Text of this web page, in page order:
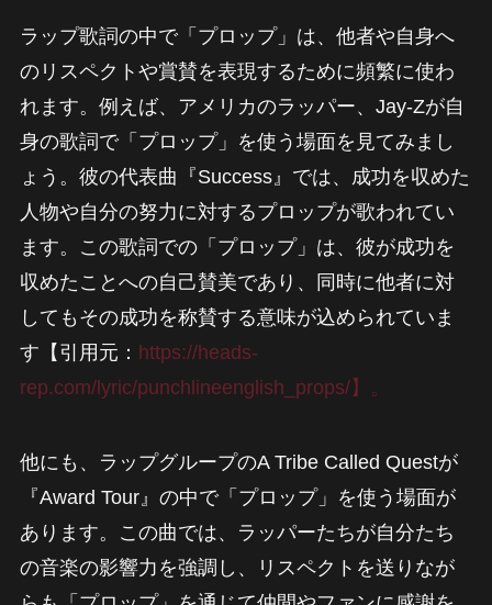
ラップ歌詞の中で「プロップ」は、他者や自身へ
のリスペクトや賞賛を表現するために頻繁に使わ
れます。例えば、アメリカのラッパー、Jay-Zが自
身の歌詞で「プロップ」を使う場面を見てみまし
ょう。彼の代表曲『Success』では、成功を収めた
人物や自分の努力に対するプロップが歌われてい
ます。この歌詞での「プロップ」は、彼が成功を
収めたことへの自己賛美であり、同時に他者に対
してもその成功を称賛する意味が込められていま
す【引用元： https://heads-
rep.com/lyric/punchlineenglish_props/】。
他にも、ラップグループのA Tribe Called Questが
『Award Tour』の中で「プロップ」を使う場面が
あります。この曲では、ラッパーたちが自分たち
の音楽の影響力を強調し、リスペクトを送りなが